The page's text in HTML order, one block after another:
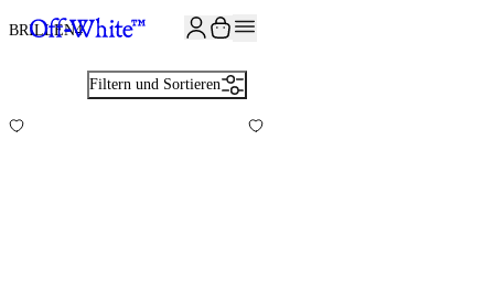
BRILLEN4
Filtern und Sortieren